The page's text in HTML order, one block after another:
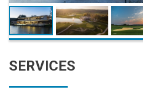
SERVICES